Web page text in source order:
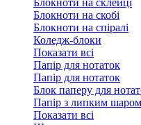
Блокноти на склейці
Блокноти на скобі
Блокноти на спіралі
Коледж-блоки
Показати всі
Папір для нотаток
Папір для нотаток
Блок паперу для
Папір з липким
Показати всі